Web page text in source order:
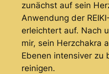
zunächst auf sein
Anwendung der
erleichtert auf. Nach
mir, sein Herzchakra
Ebenen intensiver zu
reinigen.